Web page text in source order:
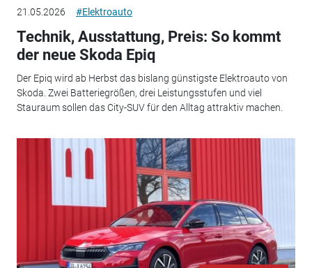
21.05.2026 #Elektroauto
Technik, Ausstattung, Preis: So kommt
der neue Skoda Epiq
Der Epiq wird ab Herbst das bislang günstigste Elektroauto von
Skoda. Zwei Batteriegrößen, drei Leistungsstufen und viel
Stauraum sollen das City-SUV für den Alltag attraktiv machen.